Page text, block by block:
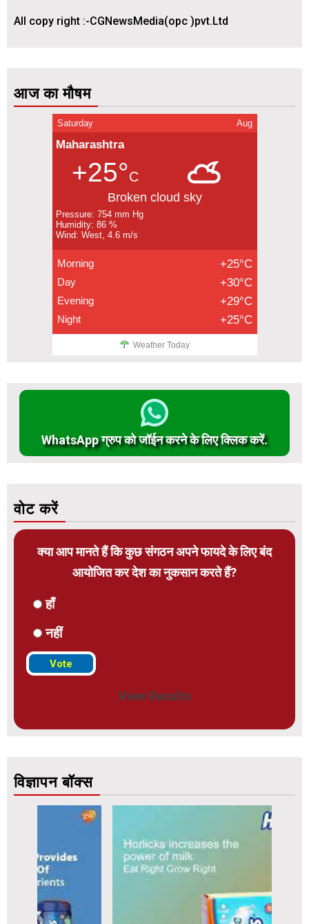
All copy right :-CGNewsMedia(opc )pvt.Ltd
आज का मौषम
Saturday Aug
Maharashtra
+25°C
Broken cloud sky
Pressure: 754 mm Hg
Humidity: 86 %
Wind: West, 4.6 m/s
Morning +25°C
Day +30°C
Evening +29°C
Night +25°C
Weather Today
WhatsApp ग्रुप को जॉईन करने के लिए क्लिक करें.
वोट करें
क्या आप मानते हैं कि कुछ संगठन अपने फायदे के लिए बंद
आयोजित कर देश का नुकसान करते हैं?
हाँ
नहीं
View Results
विज्ञापन बॉक्स